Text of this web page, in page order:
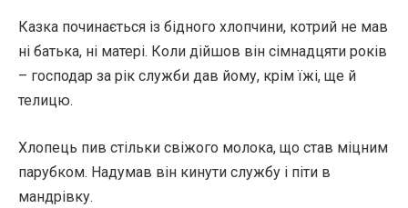
Казка починається із бідного хлопчини, котрий не мав
ні батька, ні матері. Коли дійшов він сімнадцяти років
– господар за рік служби дав йому, крім їжі, ще й
телицю.
Хлопець пив стільки свіжого молока, що став міцним
парубком. Надумав він кинути службу і піти в
мандрівку.